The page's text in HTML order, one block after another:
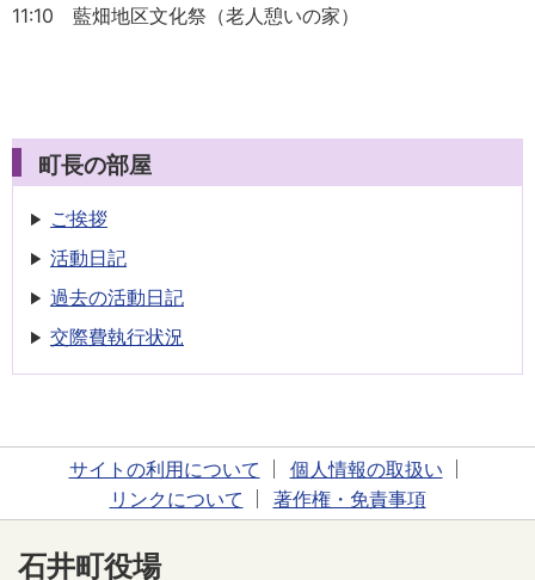
11:10 藍畑地区文化祭（老人憩いの家）
町長の部屋
ご挨拶
活動日記
過去の活動日記
交際費執行状況
サイトの利用について
個人情報の取扱い
リンクについて
著作権・免責事項
石井町役場